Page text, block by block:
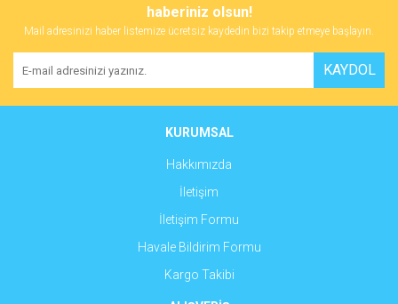
Büyüklüğünü öğrenebilir miyim
Ferhan Bingöl | 04/01/2024
Görüş ve önerileriniz için teşekkür ederiz.
Ürün resmi kalitesiz, bozuk veya görüntülenemiyor.
Ürün açıklamasında eksik bilgiler bulunuyor.
Ürün fiyatı diğer sitelerden daha pahalı.
Gönder
haberiniz olsun!
Mail adresinizi haber listemize ücretsiz kaydedin bizi takip etmeye başlayın.
KAYDOL
KURUMSAL
Hakkımızda
İletişim
İletişim Formu
Havale Bildirim Formu
Kargo Takibi